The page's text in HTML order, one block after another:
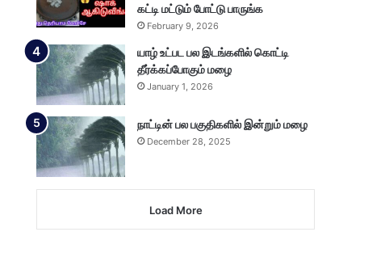
கட்டி மட்டும் போட்டு பாருங்க
February 9, 2026
யாழ் உட்பட பல இடங்களில் கொட்டி
தீர்க்கப்போகும் மழை
January 1, 2026
நாட்டின் பல பகுதிகளில் இன்றும் மழை
December 28, 2025
Load More